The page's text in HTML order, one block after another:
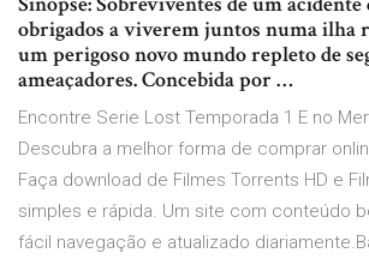
obrigados a viverem juntos numa ilha
um perigoso novo mundo repleto de
ameaçadores. Concebida por …
Encontre Serie Lost Temporada 1 E no
Descubra a melhor forma de comprar
Faça download de Filmes Torrents HD e
simples e rápida. Um site com conteúdo
fácil navegação e atualizado